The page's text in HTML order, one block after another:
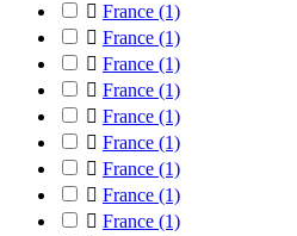
 France (1)
 France (1)
 France (1)
 France (1)
 France (1)
 France (1)
 France (1)
 France (1)
 France (1)